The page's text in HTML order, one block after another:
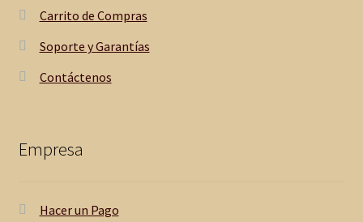
Carrito de Compras
Soporte y Garantías
Contáctenos
Empresa
Hacer un Pago